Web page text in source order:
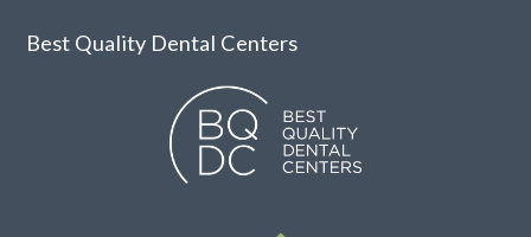
Best Quality Dental Centers